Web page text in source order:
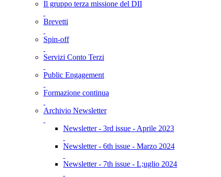
Il gruppo terza missione del DII
Brevetti
Spin-off
Servizi Conto Terzi
Public Engagement
Formazione continua
Archivio Newsletter
Newsletter - 3rd issue - Aprile 2023
Newsletter - 6th issue - Marzo 2024
Newsletter - 7th issue - L;uglio 2024